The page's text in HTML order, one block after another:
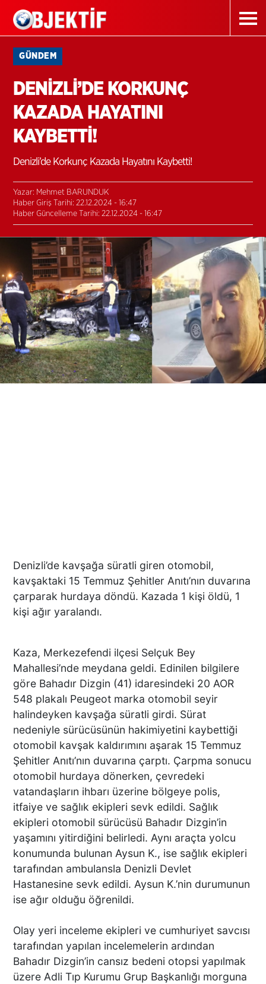
GÜNDEM
DENİZLİ’DE KORKUNÇ
KAZADA HAYATINI
KAYBETTİ!
Denizli’de Korkunç Kazada Hayatını Kaybetti!
Yazar: Mehmet BARUNDUK
Haber Giriş Tarihi: 22.12.2024 - 16:47
Haber Güncelleme Tarihi: 22.12.2024 - 16:47
Denizli’de kavşağa süratli giren otomobil,
kavşaktaki 15 Temmuz Şehitler Anıtı’nın duvarına
çarparak hurdaya döndü. Kazada 1 kişi öldü, 1
kişi ağır yaralandı.
Kaza, Merkezefendi ilçesi Selçuk Bey
Mahallesi’nde meydana geldi. Edinilen bilgilere
göre Bahadır Dizgin (41) idaresindeki 20 AOR
548 plakalı Peugeot marka otomobil seyir
halindeyken kavşağa süratli girdi. Sürat
nedeniyle sürücüsünün hakimiyetini kaybettiği
otomobil kavşak kaldırımını aşarak 15 Temmuz
Şehitler Anıtı’nın duvarına çarptı. Çarpma sonucu
otomobil hurdaya dönerken, çevredeki
vatandaşların ihbarı üzerine bölgeye polis,
itfaiye ve sağlık ekipleri sevk edildi. Sağlık
ekipleri otomobil sürücüsü Bahadır Dizgin’in
yaşamını yitirdiğini belirledi. Aynı araçta yolcu
konumunda bulunan Aysun K., ise sağlık ekipleri
tarafından ambulansla Denizli Devlet
Hastanesine sevk edildi. Aysun K.’nin durumunun
ise ağır olduğu öğrenildi.
Olay yeri inceleme ekipleri ve cumhuriyet savcısı
tarafından yapılan incelemelerin ardından
Bahadır Dizgin’in cansız bedeni otopsi yapılmak
üzere Adli Tıp Kurumu Grup Başkanlığı morguna